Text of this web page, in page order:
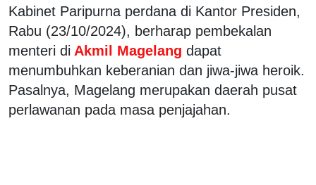
Kabinet Paripurna perdana di Kantor Presiden,
Rabu (23/10/2024), berharap pembekalan
menteri di Akmil Magelang dapat
menumbuhkan keberanian dan jiwa-jiwa heroik.
Pasalnya, Magelang merupakan daerah pusat
perlawanan pada masa penjajahan.